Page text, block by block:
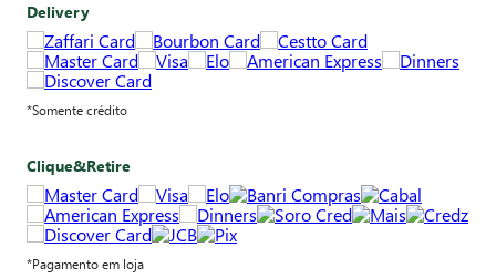
Delivery
*Somente crédito
Clique&Retire
*Pagamento em loja